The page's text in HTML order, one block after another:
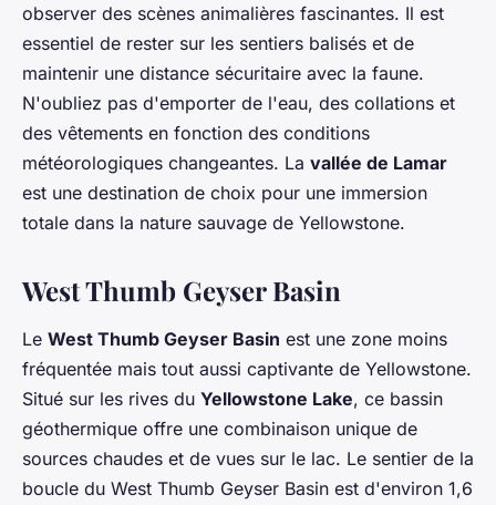
observer des scènes animalières fascinantes. Il est
essentiel de rester sur les sentiers balisés et de
maintenir une distance sécuritaire avec la faune.
N'oubliez pas d'emporter de l'eau, des collations et
des vêtements en fonction des conditions
météorologiques changeantes. La vallée de Lamar
est une destination de choix pour une immersion
totale dans la nature sauvage de Yellowstone.
West Thumb Geyser Basin
Le West Thumb Geyser Basin est une zone moins
fréquentée mais tout aussi captivante de Yellowstone.
Situé sur les rives du Yellowstone Lake, ce bassin
géothermique offre une combinaison unique de
sources chaudes et de vues sur le lac. Le sentier de la
boucle du West Thumb Geyser Basin est d'environ 1,6